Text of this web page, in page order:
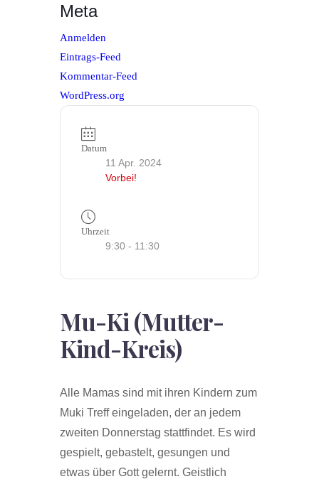
Meta
Anmelden
Eintrags-Feed
Kommentar-Feed
WordPress.org
Datum
11 Apr. 2024
Vorbei!
Uhrzeit
9:30 - 11:30
Mu-Ki (Mutter-
Kind-Kreis)
Alle Mamas sind mit ihren Kindern zum
Muki Treff eingeladen, der an jedem
zweiten Donnerstag stattfindet. Es wird
gespielt, gebastelt, gesungen und
etwas über Gott gelernt. Geistlich